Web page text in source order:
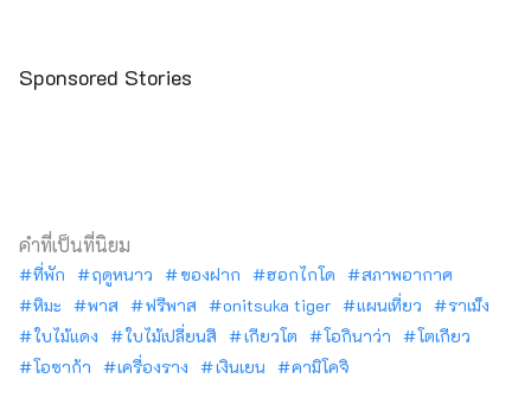
Sponsored Stories
คำที่เป็นที่นิยม
ที่พัก ฤดูหนาว ของฝาก ฮอกไกโด
สภาพอากาศ
หิมะ
พาส ฟรีพาส onitsuka tiger แผนเที่ยว
ราเม็ง
ใบไม้แดง
ใบไม้เปลี่ยนสี เกียวโต โอกินาว่า
โตเกียว
โอซาก้า
เครื่องราง เงินเยน คามิโคจิ